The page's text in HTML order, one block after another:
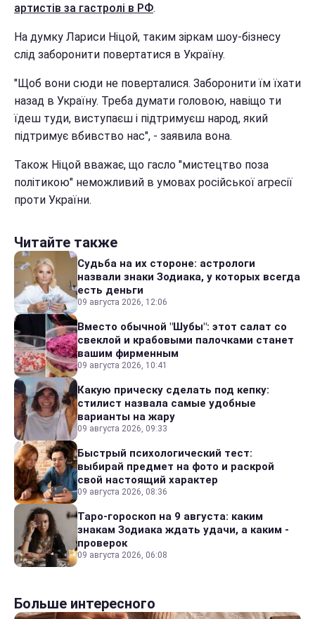
артистів за гастролі в РФ.
На думку Лариси Ніцой, таким зіркам шоу-бізнесу
слід заборонити повертатися в Україну.
"Щоб вони сюди не поверталися. Заборонити їм їхати
назад в Україну. Треба думати головою, навіщо ти
їдеш туди, виступаєш і підтримуєш народ, який
підтримує вбивство нас", - заявила вона.
Також Ніцой вважає, що гасло "мистецтво поза
політикою" неможливий в умовах російської агресії
проти України.
Читайте также
Судьба на их стороне: астрологи
назвали знаки Зодиака, у которых всегда
есть деньги
09 августа 2026, 12:06
Вместо обычной "Шубы": этот салат со
свеклой и крабовыми палочками станет
вашим фирменным
09 августа 2026, 10:41
Какую прическу сделать под кепку:
стилист назвала самые удобные
варианты на жару
09 августа 2026, 09:33
Быстрый психологический тест:
выбирай предмет на фото и раскрой
свой настоящий характер
09 августа 2026, 08:36
Таро-гороскоп на 9 августа: каким
знакам Зодиака ждать удачи, а каким -
проверок
09 августа 2026, 06:08
Больше интересного